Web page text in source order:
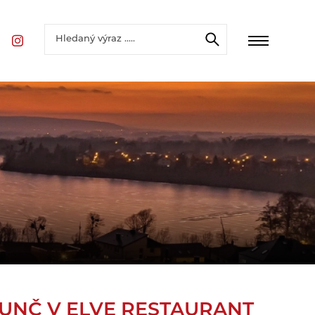
V ELVE RESTAURANT